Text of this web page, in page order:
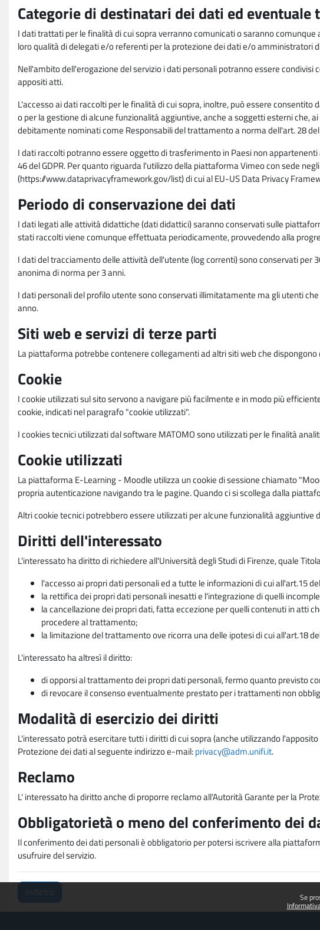
Se
Categorie di destinatari dei dati ed
I dati trattati per le finalità di cui sopra verranno comunicati o saranno
loro qualità di delegati e/o referenti per la protezione dei dati e/o
Nell'ambito dell'erogazione del servizio i dati personali potranno essere
appositi atti.
L'accesso ai dati raccolti per le finalità di cui sopra, inoltre, può essere
o per la gestione di alcune funzionalità aggiuntive, anche a soggetti esterni che,
debitamente nominati come Responsabili del trattamento a norma dell'art. 28 del
I dati raccolti potranno essere oggetto di trasferimento in Paesi non
46 del GDPR. Per quanto riguarda l'utilizzo della piattaforma Vimeo con sede
(https://www.dataprivacyframework.gov/list) di cui al EU-US Data Privacy
Periodo di conservazione dei dati
I dati legati alle attività didattiche (dati didattici) saranno conservati sulle
stati raccolti viene comunque effettuata periodicamente, provvedendo alla
I dati del tracciamento delle attività dell'utente (log correnti) sono conservati
anonima di norma per 3 anni.
I dati personali del profilo utente sono conservati illimitatamente ma gli utenti
anno.
Siti web e servizi di terze parti
La piattaforma potrebbe contenere collegamenti ad altri siti web che
Cookie
I cookie utilizzati sul sito servono a navigare più facilmente e in modo più
cookie, indicati nel paragrafo "cookie utilizzati".
I cookies tecnici utilizzati dal software MATOMO sono utilizzati per le finalità
Cookie utilizzati
La piattaforma E-Learning - Moodle utilizza un cookie di sessione chiamato
propria autenticazione navigando tra le pagine. Quando ci si scollega dalla
Altri cookie tecnici potrebbero essere utilizzati per alcune funzionalità aggiuntive
Diritti dell'interessato
L'interessato ha diritto di richiedere all'Università degli Studi di Firenze, quale
l'accesso ai propri dati personali ed a tutte le informazioni di cui all'art.15
la rettifica dei propri dati personali inesatti e l'integrazione di quelli
la cancellazione dei propri dati, fatta eccezione per quelli contenuti in atti
procedere al trattamento;
la limitazione del trattamento ove ricorra una delle ipotesi di cui all'art.18
L'interessato ha altresì il diritto:
di opporsi al trattamento dei propri dati personali, fermo quanto previsto
di revocare il consenso eventualmente prestato per i trattamenti non
Modalità di esercizio dei diritti
L'interessato potrà esercitare tutti i diritti di cui sopra (anche utilizzando
Protezione dei dati al seguente indirizzo e-mail:privacy@adm.unifi.it.
Reclamo
L' interessato ha diritto anche di proporre reclamo all'Autorità Garante per la
Obbligatorietà o meno del conferimento dei
Il conferimento dei dati personali è obbligatorio per potersi iscrivere alla
usufruire del servizio.
Indietro